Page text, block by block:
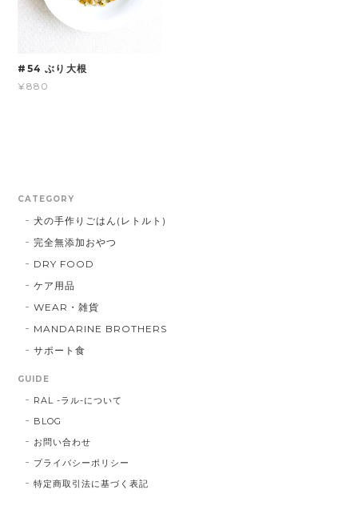
#54 ぶり大根
¥880
CATEGORY
犬の手作りごはん(レトルト)
完全無添加おやつ
DRY FOOD
ケア用品
WEAR・雑貨
MANDARINE BROTHERS
サポート食
GUIDE
RAL -ラル-について
BLOG
お問い合わせ
プライバシーポリシー
特定商取引法に基づく表記